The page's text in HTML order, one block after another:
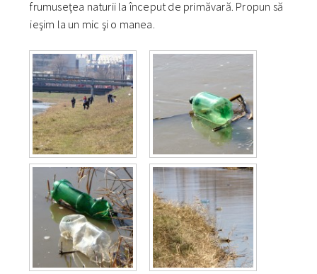
frumuseţea naturii la început de primăvară. Propun să
ieşim la un mic şi o manea.